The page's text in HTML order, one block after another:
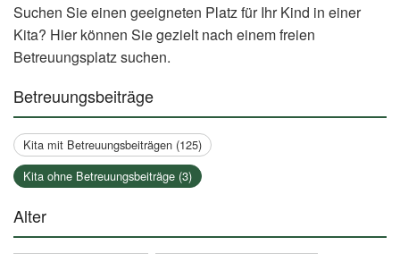
Suchen Sie einen geeigneten Platz für Ihr Kind in einer
Kita? Hier können Sie gezielt nach einem freien
Betreuungsplatz suchen.
Betreuungsbeiträge
Kita mit Betreuungsbeiträgen (125)
Kita ohne Betreuungsbeiträge (3)
Alter